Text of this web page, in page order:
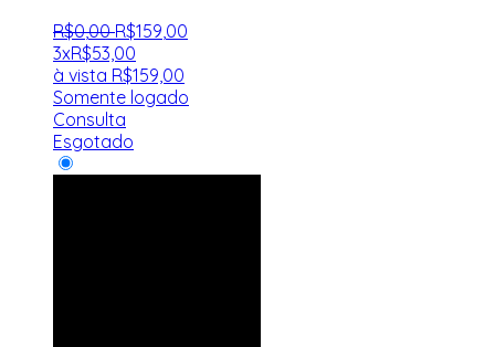
R$0,00 R$159,00
3xR$53,00
à vista R$159,00
Somente logado
Consulta
Esgotado